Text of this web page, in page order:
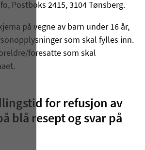
Postboks 2415, 3104 Tønsberg.
på vegne av barn under 16 år,
som skal fylles inn.
foresatte som skal
for refusjon av
blå resept og svar på